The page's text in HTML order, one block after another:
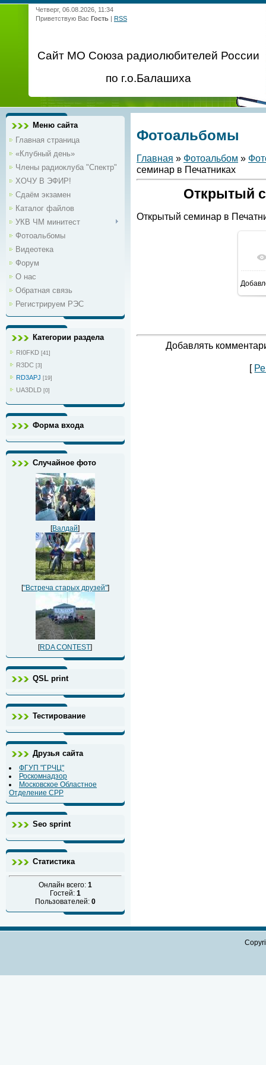
Четверг, 06.08.2026, 11:34
Приветствую Вас Гость | RSS
Сайт МО Союза радиолюбителей России
по г.о.Балашиха
Меню сайта
Главная страница
«Клубный день»
Члены радиоклуба "Спектр"
ХОЧУ В ЭФИР!
Сдаём экзамен
Каталог файлов
УКВ ЧМ минитест
Фотоальбомы
Видеотека
Форум
О нас
Обратная связь
Регистрируем РЭС
Категории раздела
RI0FKD [41]
R3DC [3]
RD3APJ [19]
UA3DLD [0]
Форма входа
Случайное фото
[Валдай]
["Встреча старых друзей"]
[RDA CONTEST]
QSL print
Тестирование
Друзья сайта
ФГУП "ГРЧЦ"
Роскомнадзор
Московское Областное
Отделение СРР
Seo sprint
Статистика
Онлайн всего: 1
Гостей: 1
Пользователей: 0
Фотоальбомы
Главная » Фотоальбом »
семинар в Печатниках
Открытый
Открытый семинар в
Добавлять
[